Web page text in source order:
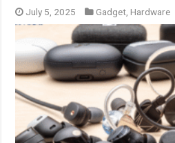
July 5, 2025 Gadget ,Hardware